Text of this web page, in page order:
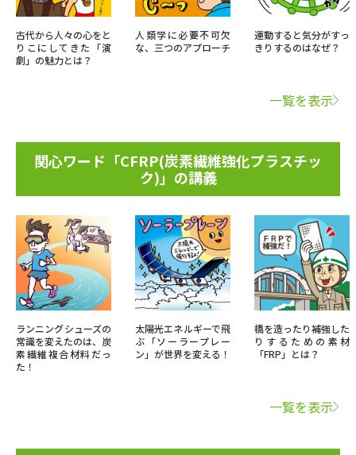
古代から人々の心をと
りこにしてきた「演
劇」の魅力とは？
人類学に必要不可欠
な、三つのアプローチ
運動すると気分がすっ
きりするのはなぜ？
一覧を表示
関心ワード「CFRP(炭素繊維強化プラスチッ
ク)」の講義
ランニングシューズの
常識を変えたのは、炭
素繊維複合材料だっ
た！
太陽光エネルギーで飛
ぶ「ソーラープレー
ン」が世界を変える！
橋を造ったり補強した
りするための素材
「FRP」とは？
一覧を表示